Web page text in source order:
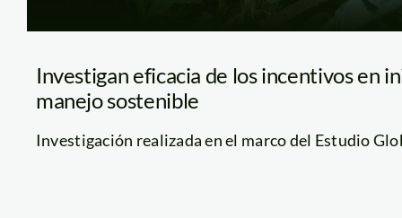
Investigan eficacia de los incentivos en
manejo sostenible
Investigación realizada en el marco del Estudio